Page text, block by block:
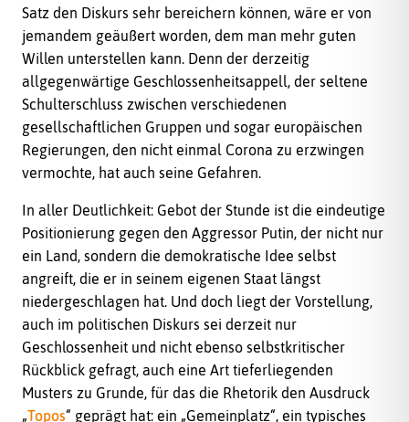
Satz den Diskurs sehr bereichern können, wäre er von
jemandem geäußert worden, dem man mehr guten
Willen unterstellen kann. Denn der derzeitig
allgegenwärtige Geschlossenheitsappell, der seltene
Schulterschluss zwischen verschiedenen
gesellschaftlichen Gruppen und sogar europäischen
Regierungen, den nicht einmal Corona zu erzwingen
vermochte, hat auch seine Gefahren.
In aller Deutlichkeit: Gebot der Stunde ist die eindeutige
Positionierung gegen den Aggressor Putin, der nicht nur
ein Land, sondern die demokratische Idee selbst
angreift, die er in seinem eigenen Staat längst
niedergeschlagen hat. Und doch liegt der Vorstellung,
auch im politischen Diskurs sei derzeit nur
Geschlossenheit und nicht ebenso selbstkritischer
Rückblick gefragt, auch eine Art tieferliegenden
Musters zu Grunde, für das die Rhetorik den Ausdruck
„Topos“ geprägt hat: ein „Gemeinplatz“, ein typisches